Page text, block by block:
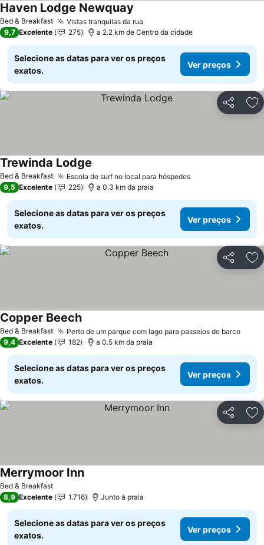
Bed & Breakfast Vistas tranquilas da rua
Haven Lodge Newquay
9,7 Excelente 275 a 2.2 km de Centro da cidade
Selecione as datas para ver os preços
exatos.
Ver preços
Partilhar
Bed & Breakfast Escola de surf no local para hóspedes
Trewinda Lodge
9,5 Excelente 225 a 0.3 km da praia
Selecione as datas para ver os preços
exatos.
Ver preços
Partilhar
Bed & Breakfast Perto de um parque com lago para passeios de barco
Copper Beech
9,4 Excelente 182 a 0.5 km da praia
Selecione as datas para ver os preços
exatos.
Ver preços
Partilhar
Bed & Breakfast
Merrymoor Inn
8,9 Excelente 1.716 Junto à praia
Selecione as datas para ver os preços
exatos.
Ver preços